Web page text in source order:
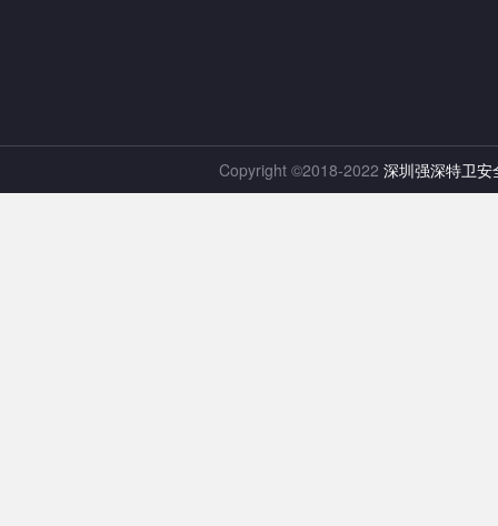
Copyright ©2018-2022 深圳强深特卫